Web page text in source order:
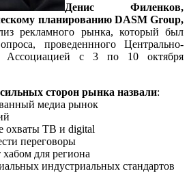
Денис Филенков,
планированию DASM Group,
рекламного рынка, который был
проведеннного Центрально-
Ассоциацией с 3 по 10 октября
сторон рынка назвали:
медиа рынок
охваты ТВ и digital
переговоры
для региона
индустриальных стандартов